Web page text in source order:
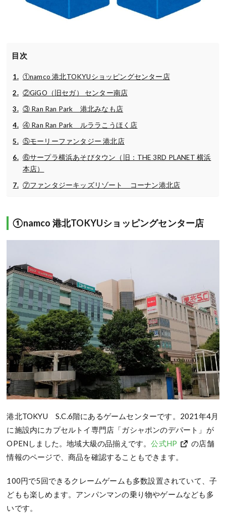
目次
①namco 港北TOKYUショッピングセンター店
②GiGO（旧セガ） センター南店
③ Ran Ran Park 港北みなも店
④ Ran Ran Park ルララこうほく店
⑤モーリーファンタジー 港北店
⑥サープラ横浜あそびタウン（旧：THE 3RD PLANET 横浜
本店）
⑦ファンタジーキッズリゾート コーナン港北店
①namco 港北TOKYUショッピングセンター店
港北TOKYU S.C.6階にあるゲームセンターです。2021年4月
に施設内にカプセルトイ専門店「ガシャポンのデパート」が
OPENしました。地域大級の品揃えです。公式HP
の店舗
情報のページで、商品を確認することもできます。
100円で5回できるクレームゲームも多数設置されていて、子
どもも楽しめます。アンパンマンの乗り物やゲームなども多
いです。